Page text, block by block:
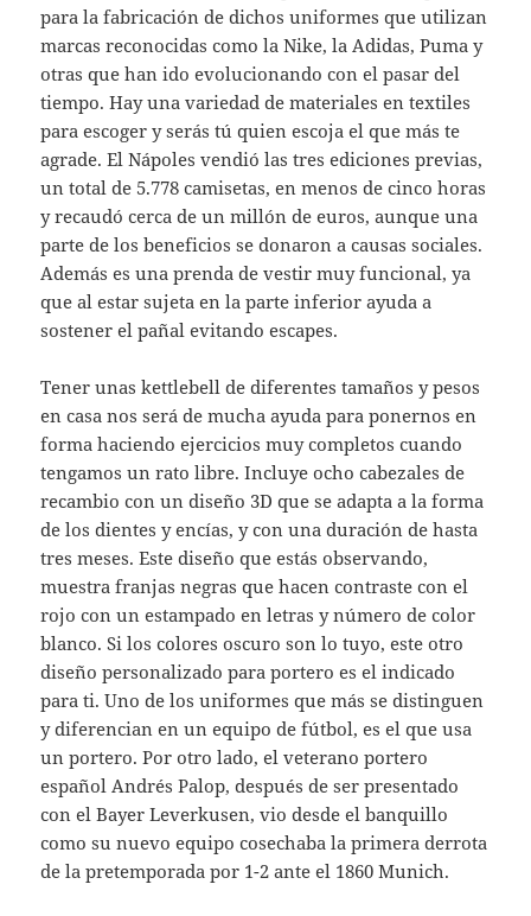
para la fabricación de dichos uniformes que utilizan
marcas reconocidas como la Nike, la Adidas, Puma y
otras que han ido evolucionando con el pasar del
tiempo. Hay una variedad de materiales en textiles
para escoger y serás tú quien escoja el que más te
agrade. El Nápoles vendió las tres ediciones previas,
un total de 5.778 camisetas, en menos de cinco horas
y recaudó cerca de un millón de euros, aunque una
parte de los beneficios se donaron a causas sociales.
Además es una prenda de vestir muy funcional, ya
que al estar sujeta en la parte inferior ayuda a
sostener el pañal evitando escapes.
Tener unas kettlebell de diferentes tamaños y pesos
en casa nos será de mucha ayuda para ponernos en
forma haciendo ejercicios muy completos cuando
tengamos un rato libre. Incluye ocho cabezales de
recambio con un diseño 3D que se adapta a la forma
de los dientes y encías, y con una duración de hasta
tres meses. Este diseño que estás observando,
muestra franjas negras que hacen contraste con el
rojo con un estampado en letras y número de color
blanco. Si los colores oscuro son lo tuyo, este otro
diseño personalizado para portero es el indicado
para ti. Uno de los uniformes que más se distinguen
y diferencian en un equipo de fútbol, es el que usa
un portero. Por otro lado, el veterano portero
español Andrés Palop, después de ser presentado
con el Bayer Leverkusen, vio desde el banquillo
como su nuevo equipo cosechaba la primera derrota
de la pretemporada por 1-2 ante el 1860 Munich.